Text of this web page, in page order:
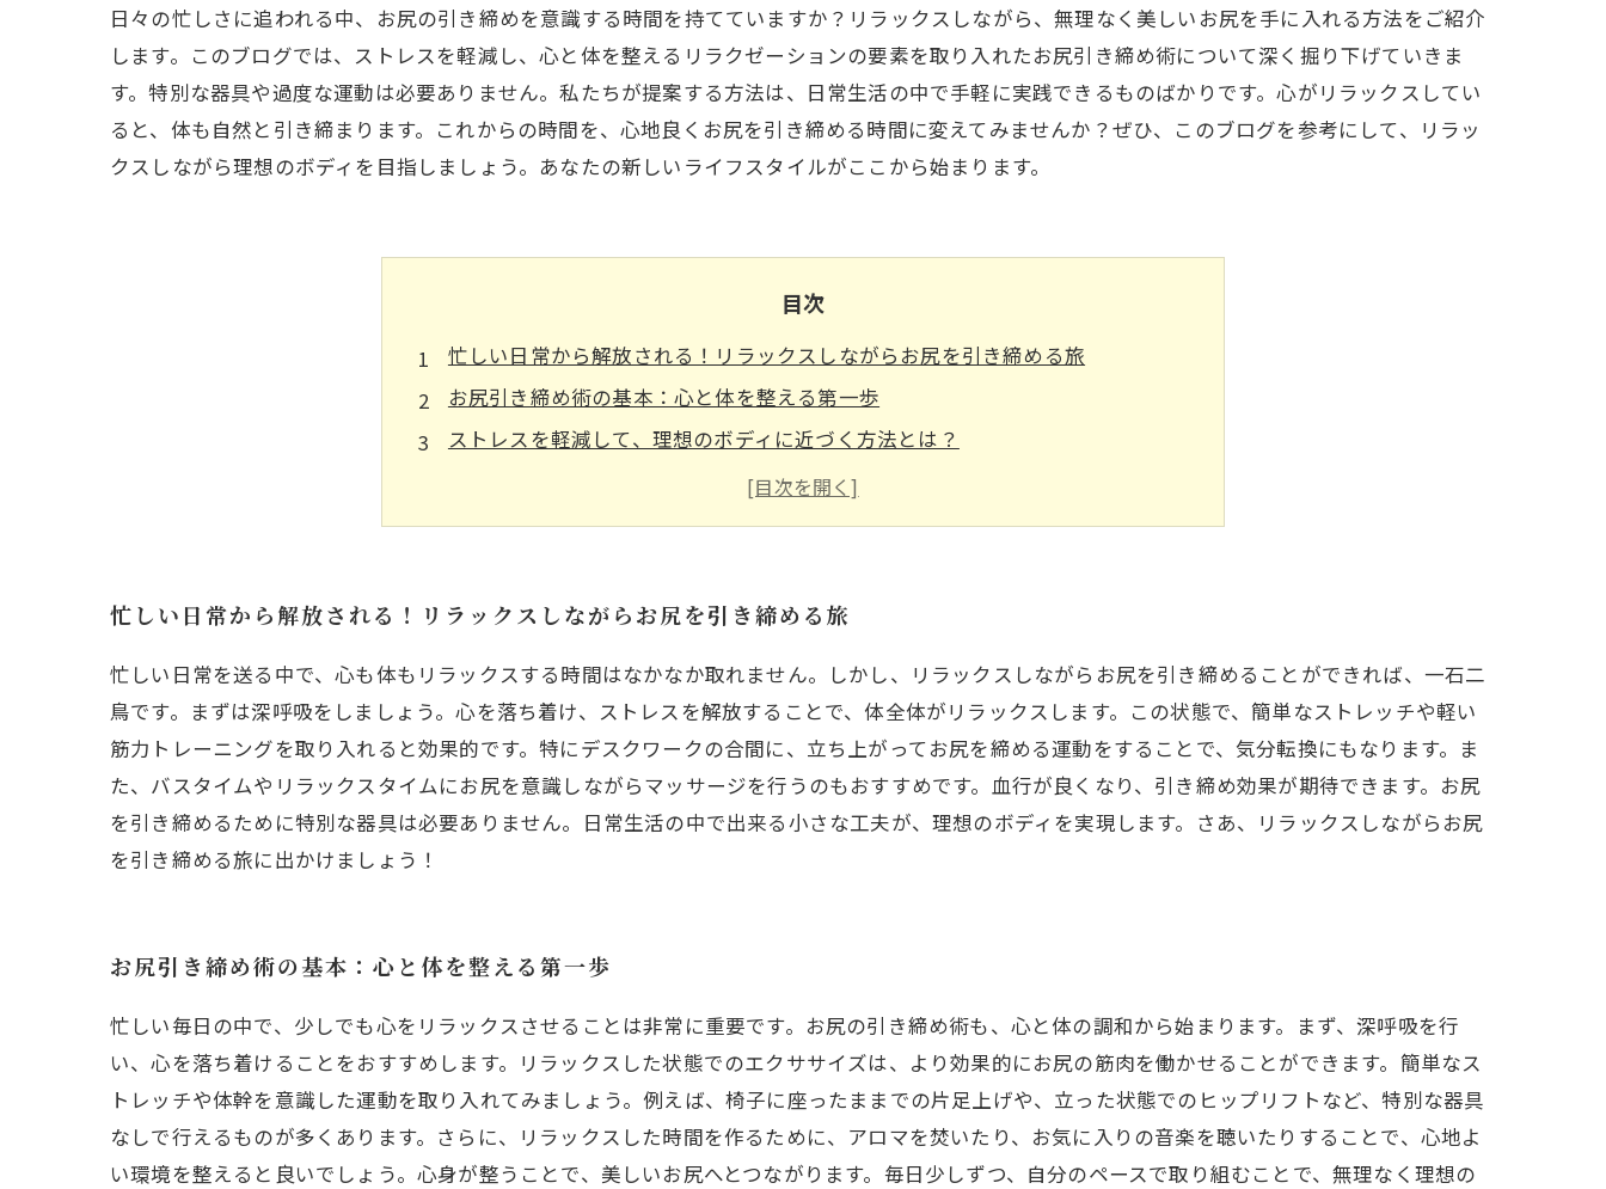
日々の忙しさに追われる中、お尻の引き締めを意識する時間を持てていますか？リラックスしながら、無理なく美しいお尻を手に入れる方法をご紹介
します。このブログでは、ストレスを軽減し、心と体を整えるリラクゼーションの要素を取り入れたお尻引き締め術について深く掘り下げていきま
す。特別な器具や過度な運動は必要ありません。私たちが提案する方法は、日常生活の中で手軽に実践できるものばかりです。心がリラックスしてい
ると、体も自然と引き締まります。これからの時間を、心地良くお尻を引き締める時間に変えてみませんか？ぜひ、このブログを参考にして、リラッ
クスしながら理想のボディを目指しましょう。あなたの新しいライフスタイルがここから始まります。
目次
忙しい日常から解放される！リラックスしながらお尻を引き締める旅
お尻引き締め術の基本：心と体を整える第一歩
ストレスを軽減して、理想のボディに近づく方法とは？
無理なく実践できる！日常生活でのお尻引き締め習慣
リラックスの力で体も心もスッキリ！お尻引き締めの秘訣
新しいライフスタイルの始まり：リラックスしながら美しいお尻を手に入れよう
忙しい日常から解放される！リラックスしながらお尻を引き締める旅
忙しい日常を送る中で、心も体もリラックスする時間はなかなか取れません。しかし、リラックスしながらお尻を引き締めることができれば、一石二
鳥です。まずは深呼吸をしましょう。心を落ち着け、ストレスを解放することで、体全体がリラックスします。この状態で、簡単なストレッチや軽い
筋力トレーニングを取り入れると効果的です。特にデスクワークの合間に、立ち上がってお尻を締める運動をすることで、気分転換にもなります。ま
た、バスタイムやリラックスタイムにお尻を意識しながらマッサージを行うのもおすすめです。血行が良くなり、引き締め効果が期待できます。お尻
を引き締めるために特別な器具は必要ありません。日常生活の中で出来る小さな工夫が、理想のボディを実現します。さあ、リラックスしながらお尻
を引き締める旅に出かけましょう！
お尻引き締め術の基本：心と体を整える第一歩
忙しい毎日の中で、少しでも心をリラックスさせることは非常に重要です。お尻の引き締め術も、心と体の調和から始まります。まず、深呼吸を行
い、心を落ち着けることをおすすめします。リラックスした状態でのエクササイズは、より効果的にお尻の筋肉を働かせることができます。簡単なス
トレッチや体幹を意識した運動を取り入れてみましょう。例えば、椅子に座ったままでの片足上げや、立った状態でのヒップリフトなど、特別な器具
なしで行えるものが多くあります。さらに、リラックスした時間を作るために、アロマを焚いたり、お気に入りの音楽を聴いたりすることで、心地よ
い環境を整えると良いでしょう。心身が整うことで、美しいお尻へとつながります。毎日少しずつ、自分のペースで取り組むことで、無理なく理想の